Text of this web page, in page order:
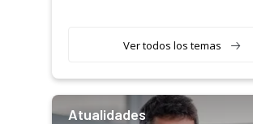
Ver todos los temas
Atualidades